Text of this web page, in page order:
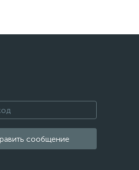
сообщение